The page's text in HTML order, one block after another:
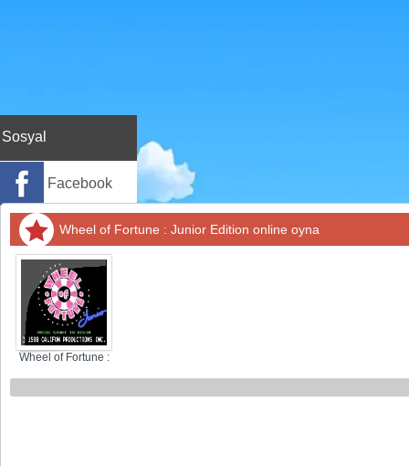
Sosyal
Facebook
Twitter
Instagram
Pinterest
Wheel of Fortune : Junior Edition online oyna
Wheel of Fortune :